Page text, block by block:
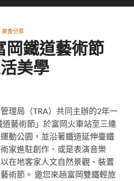
美食分享
鐵道藝術節
美學
理局（TRA）共同主辦的2年一
藝術節」 於富岡火車站至三連
動公園，並沿著鐵道延伸臺鐵
家進駐創作、或是表演音樂
在地客家人文自然景觀、裝置
術節。 邀您來趟富岡雙鐵輕旅